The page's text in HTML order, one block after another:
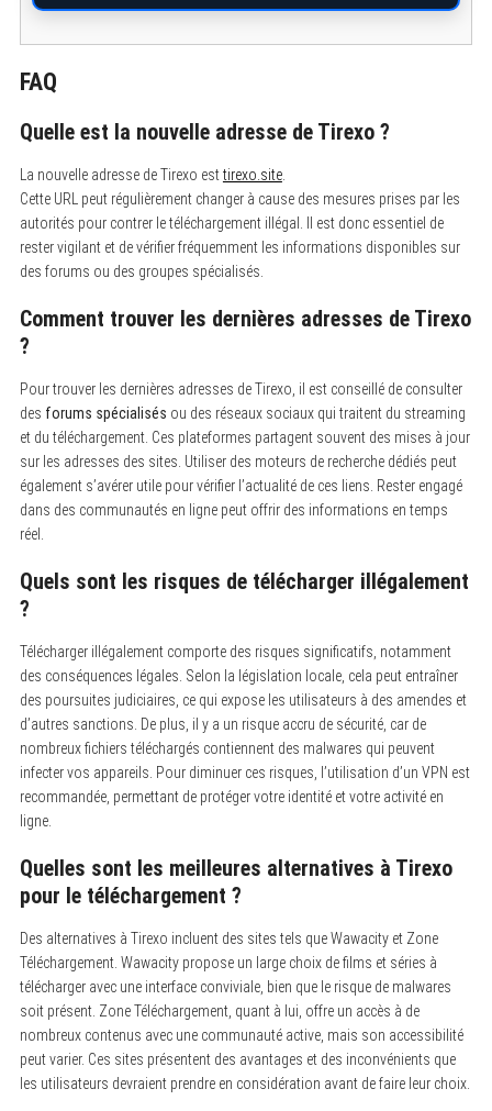
FAQ
Quelle est la nouvelle adresse de Tirexo ?
La nouvelle adresse de Tirexo esttirexo.site.
Cette URL peut régulièrement changer à cause des mesures prises par les
autorités pour contrer le téléchargement illégal. Il est donc essentiel de
rester vigilant et de vérifier fréquemment les informations disponibles sur
des forums ou des groupes spécialisés.
Comment trouver les dernières adresses de Tirexo
?
Pour trouver les dernières adresses de Tirexo, il est conseillé de consulter
des forums spécialisés ou des réseaux sociaux qui traitent du streaming
et du téléchargement. Ces plateformes partagent souvent des mises à jour
sur les adresses des sites. Utiliser des moteurs de recherche dédiés peut
également s’avérer utile pour vérifier l’actualité de ces liens. Rester engagé
dans des communautés en ligne peut offrir des informations en temps
réel.
Quels sont les risques de télécharger illégalement
?
Télécharger illégalement comporte des risques significatifs, notamment
des conséquences légales. Selon la législation locale, cela peut entraîner
des poursuites judiciaires, ce qui expose les utilisateurs à des amendes et
d’autres sanctions. De plus, il y a un risque accru de sécurité, car de
nombreux fichiers téléchargés contiennent des malwares qui peuvent
infecter vos appareils. Pour diminuer ces risques, l’utilisation d’un VPN est
recommandée, permettant de protéger votre identité et votre activité en
ligne.
Quelles sont les meilleures alternatives à Tirexo
pour le téléchargement ?
Des alternatives à Tirexo incluent des sites tels que Wawacity et Zone
Téléchargement. Wawacity propose un large choix de films et séries à
télécharger avec une interface conviviale, bien que le risque de malwares
soit présent. Zone Téléchargement, quant à lui, offre un accès à de
nombreux contenus avec une communauté active, mais son accessibilité
peut varier. Ces sites présentent des avantages et des inconvénients que
les utilisateurs devraient prendre en considération avant de faire leur choix.
h
o